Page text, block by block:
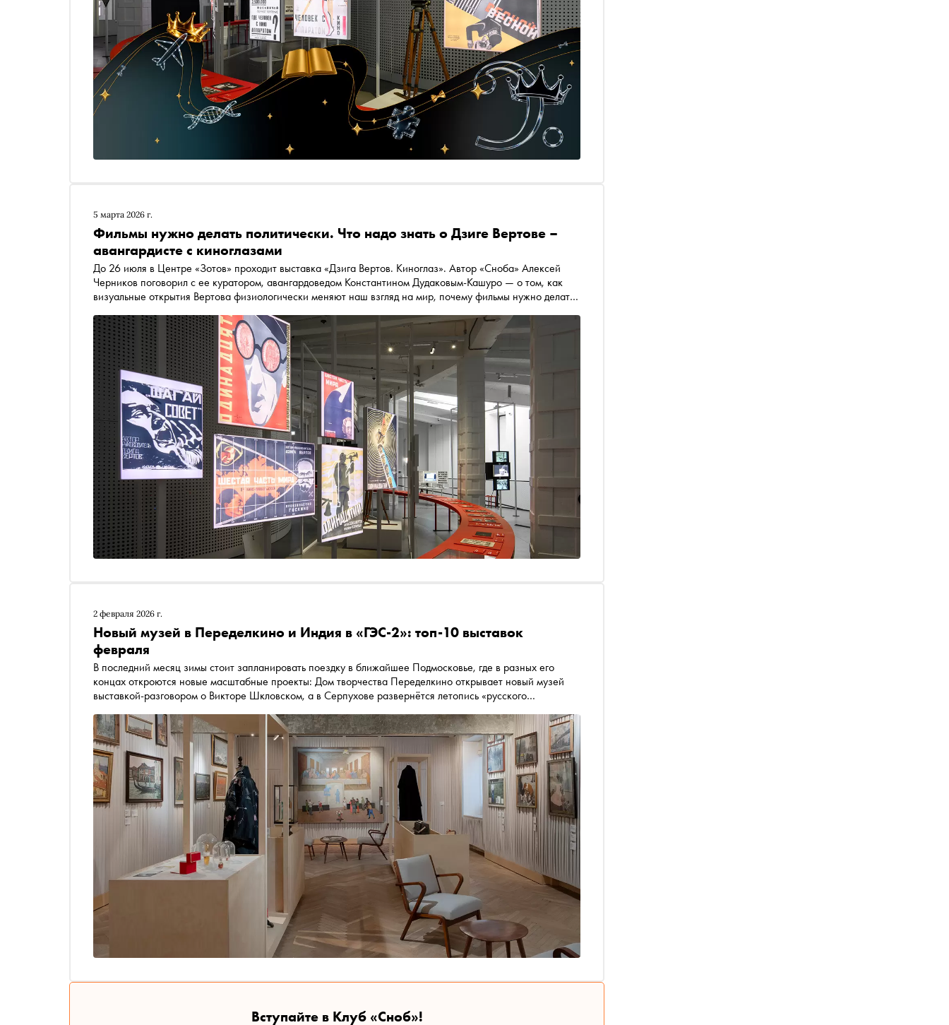
5 марта 2026 г.
Фильмы нужно делать политически. Что надо знать о Дзиге Вертове –
авангардисте с киноглазами
До 26 июля в Центре «Зотов» проходит выставка «Дзига Вертов. Киноглаз». Автор «Сноба» Алексей
Черников поговорил с ее куратором, авангардоведом Константином Дудаковым-Кашуро — о том, как
визуальные открытия Вертова физиологически меняют наш взгляд на мир, почему фильмы нужно делать
же визуальные блокбастеры, как «Крепкий орешек»
2 февраля 2026 г.
Новый музей в Переделкино и Индия в «ГЭС-2»: топ-10 выставок
февраля
В последний месяц зимы стоит запланировать поездку в ближайшее Подмосковье, где в разных его
концах откроются новые масштабные проекты: Дом творчества Переделкино открывает новый музей
выставкой-разговором о Викторе Шкловском, а в Серпухове развернётся летопись «русского
исследования: Музей русского импрессионизма углубится в маскарад, а Эрмитаж — в детектив
Вступайте в Клуб «Сноб»!